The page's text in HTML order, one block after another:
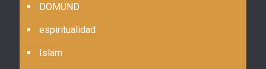
DOMUND
espiritualidad
Islam